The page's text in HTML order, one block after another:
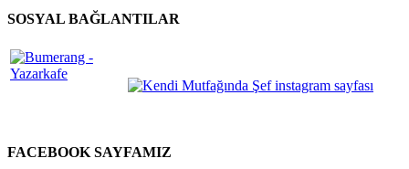
SOSYAL BAĞLANTILAR
FACEBOOK SAYFAMIZ